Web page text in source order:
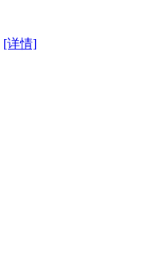
[详情]